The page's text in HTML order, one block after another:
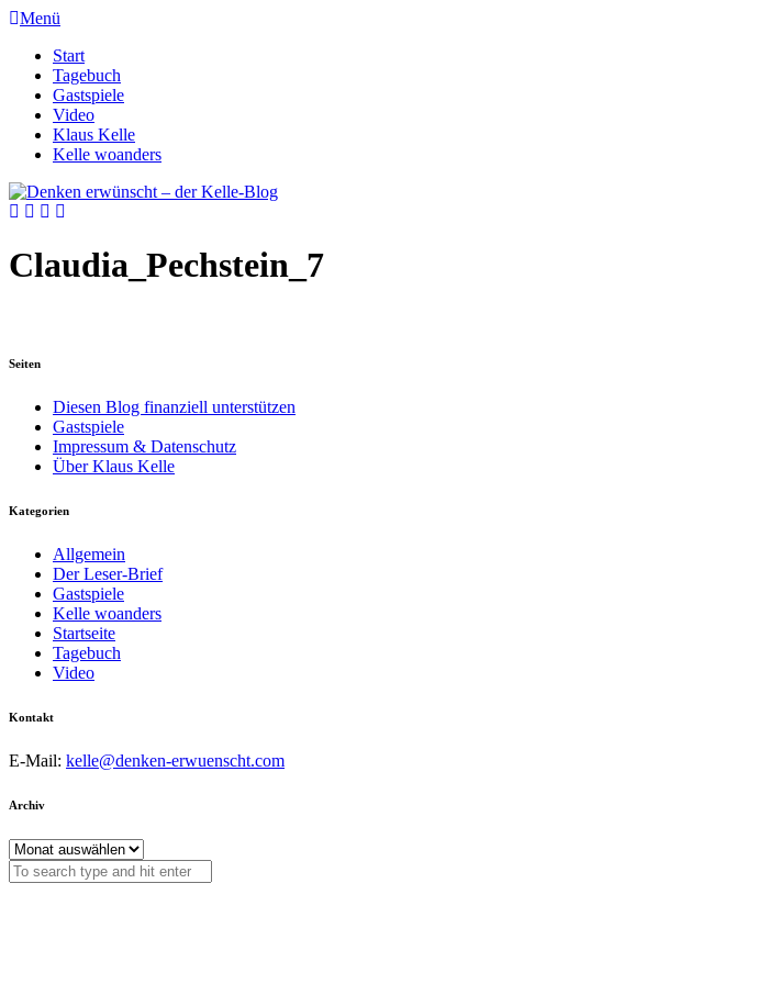
Menü
Start
Tagebuch
Gastspiele
Video
Klaus Kelle
Kelle woanders
Claudia_Pechstein_7
Seiten
Diesen Blog finanziell unterstützen
Gastspiele
Impressum & Datenschutz
Über Klaus Kelle
Kategorien
Allgemein
Der Leser-Brief
Gastspiele
Kelle woanders
Startseite
Tagebuch
Video
Kontakt
E-Mail: kelle@denken-erwuenscht.com
Archiv
Archiv